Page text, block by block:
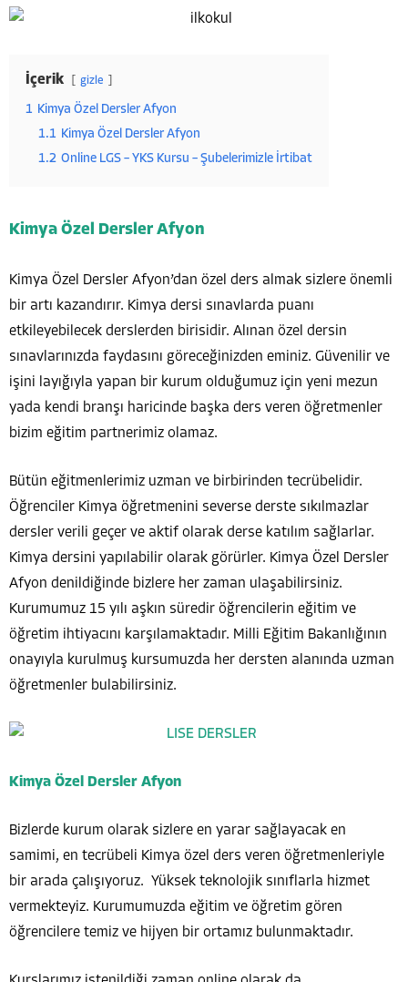
İçerik gizle
1 Kimya Özel Dersler Afyon
1.1 Kimya Özel Dersler Afyon
1.2 Online LGS – YKS Kursu – Şubelerimizle İrtibat
Kimya Özel Dersler Afyon
Kimya Özel Dersler Afyon’dan özel ders almak sizlere önemli
bir artı kazandırır. Kimya dersi sınavlarda puanı
etkileyebilecek derslerden birisidir. Alınan özel dersin
sınavlarınızda faydasını göreceğinizden eminiz. Güvenilir ve
işini layığıyla yapan bir kurum olduğumuz için yeni mezun
yada kendi branşı haricinde başka ders veren öğretmenler
bizim eğitim partnerimiz olamaz.
Bütün eğitmenlerimiz uzman ve birbirinden tecrübelidir.
Öğrenciler Kimya öğretmenini severse derste sıkılmazlar
dersler verili geçer ve aktif olarak derse katılım sağlarlar.
Kimya dersini yapılabilir olarak görürler. Kimya Özel Dersler
Afyon denildiğinde bizlere her zaman ulaşabilirsiniz.
Kurumumuz 15 yılı aşkın süredir öğrencilerin eğitim ve
öğretim ihtiyacını karşılamaktadır. Milli Eğitim Bakanlığının
onayıyla kurulmuş kursumuzda her dersten alanında uzman
öğretmenler bulabilirsiniz.
Kimya Özel Dersler Afyon
Bizlerde kurum olarak sizlere en yarar sağlayacak en
samimi, en tecrübeli Kimya özel ders veren öğretmenleriyle
bir arada çalışıyoruz. Yüksek teknolojik sınıflarla hizmet
vermekteyiz. Kurumumuzda eğitim ve öğretim gören
öğrencilere temiz ve hijyen bir ortamız bulunmaktadır.